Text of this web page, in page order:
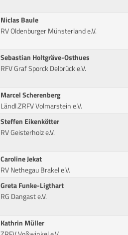
Niclas Baule
RV Oldenburger Münsterland e.V.
Sebastian Holtgräve-Osthues
RFV Graf Sporck Delbrück e.V.
Marcel Scherenberg
Ländl.ZRFV Volmarstein e.V.
Steffen Eikenkötter
RV Geisterholz e.V.
Caroline Jekat
RV Nethegau Brakel e.V.
Greta Funke-Ligthart
RG Dangast e.V.
Kathrin Müller